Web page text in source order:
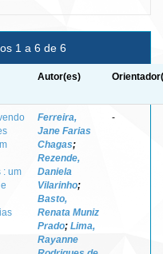
1 a 6 de 6
Autor(es)
: um
Ferreira,
Jane Farias
Chagas;
Rezende,
Daniela
Vilarinho;
Basto,
Renata Muniz
Prado; Lima,
Rayanne
-